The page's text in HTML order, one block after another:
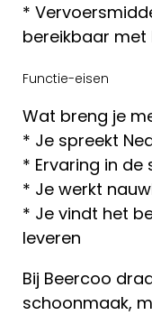
*
bereikbaar
Functie-eisen
Wat breng je
* Je spreekt
* Ervaring in
* Je werkt
* Je vindt het
leveren
Bij Beercoo
schoonmaak,